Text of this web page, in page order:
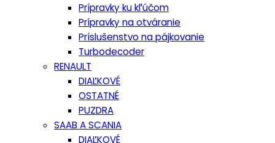
Prípravky ku kľúčom
Prípravky na otváranie
Príslušenstvo na pájkovanie
Turbodecoder
RENAULT
DIAĽKOVÉ
OSTATNÉ
PUZDRA
SAAB A SCANIA
DIAĽKOVÉ